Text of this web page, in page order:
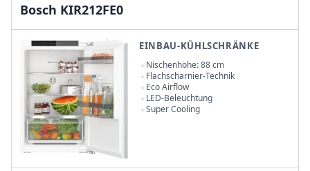
Bosch KIR212FE0
EINBAU-KÜHLSCHRÄNKE
Nischenhöhe: 88 cm
Flachscharnier-Technik
Eco Airflow
LED-Beleuchtung
Super Cooling